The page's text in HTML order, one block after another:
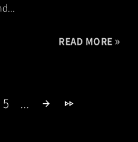
READ MORE
5 ... arrow_forward fast_forward